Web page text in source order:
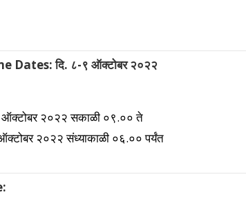
Dates: दि. ८-९ ऑक्टोबर २०२२
ऑक्टोबर २०२२ सकाळी ०९.०० ते
ऑक्टोबर २०२२ संध्याकाळी ०६.०० पर्यंत